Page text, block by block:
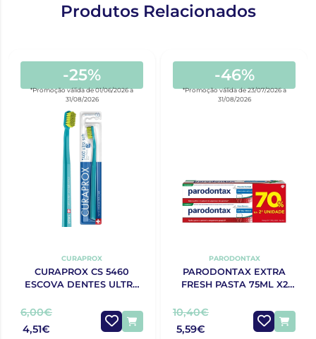
Produtos Relacionados
-25%
*Promoção válida de 01/06/2026 a
31/08/2026
CURAPROX
CURAPROX CS 5460
ESCOVA DENTES ULTRA
6,00€
4,51€
-46%
*Promoção válida de 23/07/2026 a
31/08/2026
PARODONTAX
PARODONTAX EXTRA
FRESH PASTA 75ML X2
10,40€
5,59€